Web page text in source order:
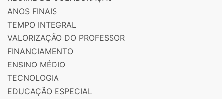
ANOS FINAIS
TEMPO INTEGRAL
VALORIZAÇÃO DO PROFESSOR
FINANCIAMENTO
ENSINO MÉDIO
TECNOLOGIA
EDUCAÇÃO ESPECIAL